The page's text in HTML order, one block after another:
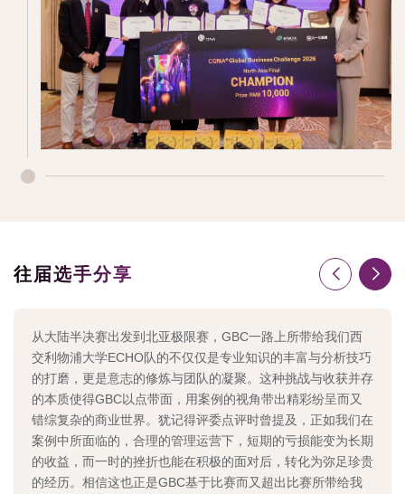
往届选手分享
从大陆半决赛出发到北亚极限赛，GBC一路上所带给我们西
交利物浦大学ECHO队的不仅仅是专业知识的丰富与分析技巧
的打磨，更是意志的修炼与团队的凝聚。这种挑战与收获并存
的本质使得GBC以点带面，用案例的视角带出精彩纷呈而又
错综复杂的商业世界。犹记得评委点评时曾提及，正如我们在
案例中所面临的，合理的管理运营下，短期的亏损能变为长期
的收益，而一时的挫折也能在积极的面对后，转化为弥足珍贵
的经历。相信这也正是GBC基于比赛而又超出比赛所带给我